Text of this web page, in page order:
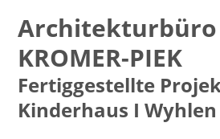
Architekturbüro
KROMER-PIEK
Fertiggestellte
Kinderhaus I Wyhlen